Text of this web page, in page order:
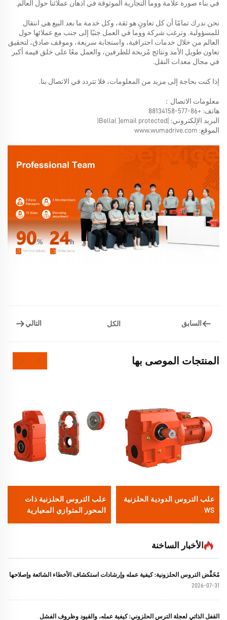
في بناء صورة علامة ووما التجارية الموثوقة في أذهان عملائنا حول العالم.
نحن ندرك تمامًا أن كل تعاونٍ هو ثقة، وكل خدمة ما بعد البيع هي انتقال
للمسؤولية. وترغب شركة ووما في العمل جنبًا إلى جنب مع عملائها حول
العالم من خلال خدمات احترافية، واستجابة سريعة، وموقف صادق، لتحقيق
تعاون طويل الأمد ونتائج مُربحة للطرفين، والعمل معًا على خلق قيمة أكبر
في مجال معدات النقل.
إذا كنت بحاجة إلى مزيد من المعلومات، فلا تتردد في الاتصال بنا.
معلومات الاتصال：
هاتف: +86-577-88134158
البريد الإلكتروني: [email protected]
(Bella)
الموقع: www.wumadrive.com
السابق الكل التالي
المنتجات الموصى بها
علب التروس الدودية الحلزنية
WS
علب التروس الحلزنية ذات
المحور المتوازي المعيارية
الأخبار الساخنة
مُخَفِّض التروس الحلزونية: كيفية عمله وإرشادات استكشاف الأخطاء الشائعة وإصلاحها
2026-07-31
القفل الذاتي لعجلة الترس الحلزوني: كيفية عمله، والقيود وظروف الفشل